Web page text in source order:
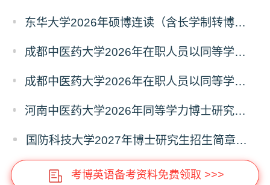
东华大学2026年硕博连读（含长学制转博）博士研究生拟录取名单公示
成都中医药大学2026年在职人员以同等学力申请中西医结合博士学术学位招生章程
成都中医药大学2026年在职人员以同等学力申请中医博士专业学位招生章程
河南中医药大学2026年同等学力博士研究生招生拟进入复试人员名单公示
国防科技大学2027年博士研究生招生简章（预发版）
考博英语备考资料免费领取 >>>